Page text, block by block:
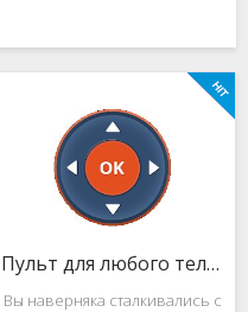
Пульт для любого телевизора
Вы наверняка сталкивались с